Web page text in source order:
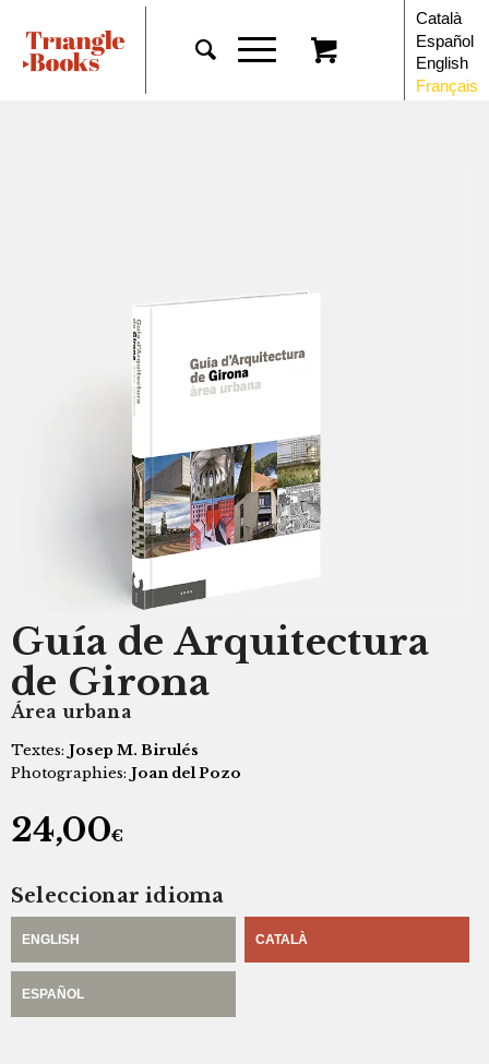
Català
Español
English
Français
Guía de Arquitectura
de Girona
Área urbana
Textes: Josep M. Birulés
Photographies: Joan del Pozo
24,00€
Seleccionar idioma
ENGLISH CATALÀ
ESPAÑOL